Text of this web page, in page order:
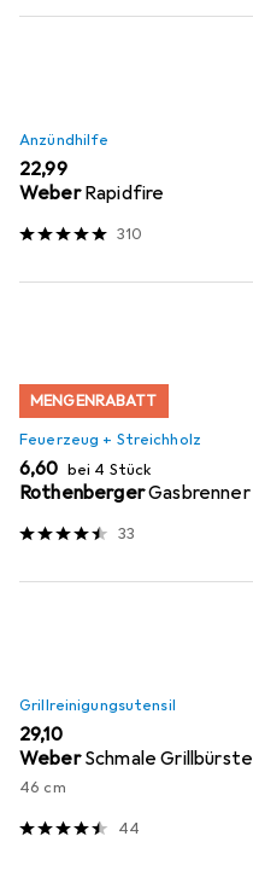
Anzündhilfe
EUR
22,99
Weber Rapidfire
310
MENGENRABATT
Feuerzeug + Streichholz
EUR
6,60 bei 4 Stück
RothenbergerGasbrenner
33
Grillreinigungsutensil
EUR
29,10
Weber Schmale Grillbürste
46 cm
44